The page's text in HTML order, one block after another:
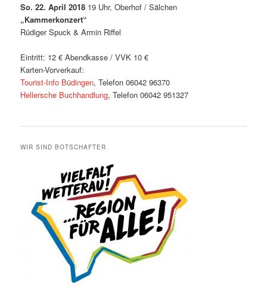
So. 22. April 2018 19 Uhr, Oberhof / Sälchen
„Kammerkonzert“
Rüdiger Spuck & Armin Riffel
Eintritt: 12 € Abendkasse / VVK 10 €
Karten-Vorverkauf:
Tourist-Info Büdingen, Telefon 06042 96370
Hellersche Buchhandlung, Telefon 06042 951327
WIR SIND BOTSCHAFTER